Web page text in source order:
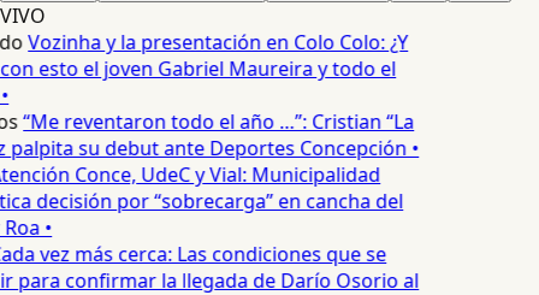
VIVO
Vozinha y la presentación en Colo Colo: ¿Y
esto el joven Gabriel Maureira y todo el
“Me reventaron todo el año …”: Cristian “La
palpita su debut ante Deportes Concepción •
Conce, UdeC y Vial: Municipalidad
decisión por “sobrecarga” en cancha del
•
vez más cerca: Las condiciones que se
para confirmar la llegada de Darío Osorio al